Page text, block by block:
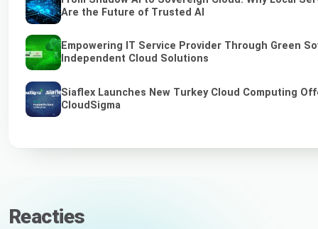
Are the Future of Trusted AI
Empowering IT Service Provider Through Green
Independent Cloud Solutions
Siaflex Launches New Turkey Cloud Computing
CloudSigma
Reacties